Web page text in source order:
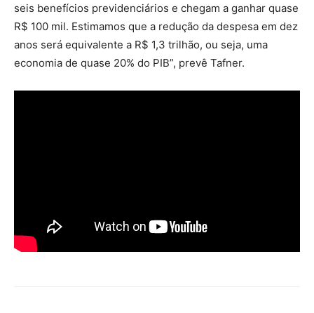
seis benefícios previdenciários e chegam a ganhar quase
R$ 100 mil. Estimamos que a redução da despesa em dez
anos será equivalente a R$ 1,3 trilhão, ou seja, uma
economia de quase 20% do PIB”, prevê Tafner.